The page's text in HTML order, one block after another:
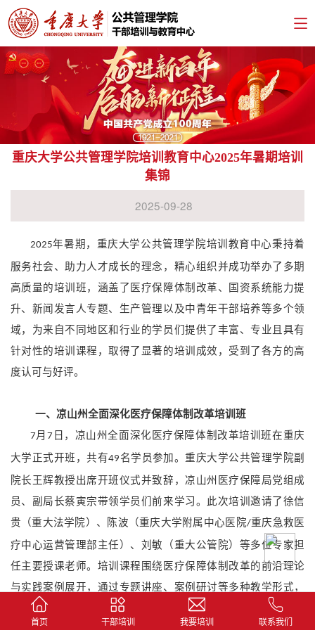
首页 干部培训 我要培训 联系我们
重庆大学公共管理学院培训教育中心2025年暑期培训
集锦
2025-09-28
2025年暑期，重庆大学公共管理学院培训教育中心秉持着
服务社会、助力人才成长的理念，精心组织并成功举办了多期
高质量的培训班，涵盖了医疗保障体制改革、国资系统能力提
升、新闻发言人专题、生产管理以及中青年干部培养等多个领
域，为来自不同地区和行业的学员们提供了丰富、专业且具有
针对性的培训课程，取得了显著的培训成效，受到了各方的高
度认可与好评。
一、 凉山州全面深化医疗保障体制改革培训班
7 月7 日，凉山州全面深化医疗保障体制改革培训班在重庆
大学正式开班，共有49 名学员参加。重庆大学公共管理学院副
院长王辉教授出席开班仪式并致辞，凉山州医疗保障局党组成
员、副局长蔡寅宗带领学员们前来学习。此次培训邀请了徐信
贵（重大法学院）、陈波（重庆大学附属中心医院/重庆急救医
疗中心运营管理部主任）、刘敏（重大公管院）等多位专家担
任主要授课老师。培训课程围绕医疗保障体制改革的前沿理论
与实践案例展开，通过专题讲座、案例研讨等多种教学形式，
帮助学员们深入理解医疗保障体制改革的重要意义、政策要点